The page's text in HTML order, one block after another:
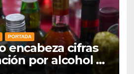
PORTADA
encabeza cifras
por alcohol a